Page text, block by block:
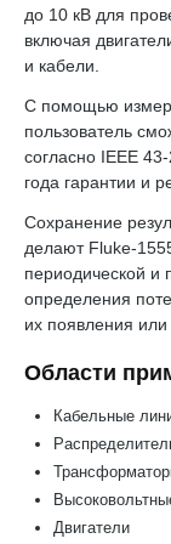
до 10 кВ для
включая
и кабели.
С помощью
пользователь
согласно IEEE
года гарантии и
Сохранение
делают Fluke-
периодической и
определения
их появления или
Области
Кабельные
Двигатели